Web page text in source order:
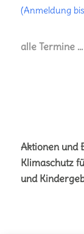
(Anmeldung
alle Termine …
Aktionen und
Klimaschutz
und